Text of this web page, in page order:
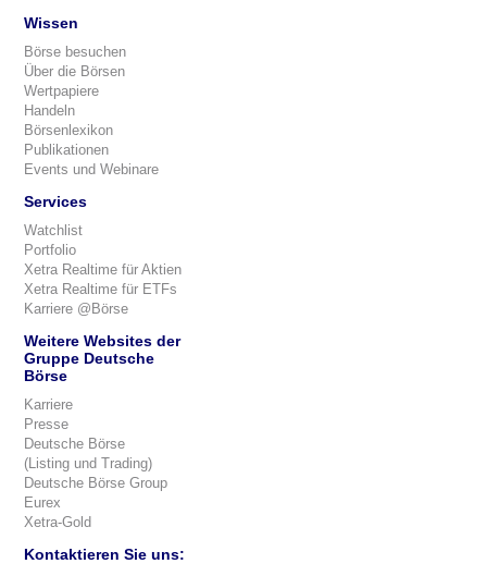
Wissen
Börse besuchen
Über die Börsen
Wertpapiere
Handeln
Börsenlexikon
Publikationen
Events und Webinare
Services
Watchlist
Portfolio
Xetra Realtime für Aktien
Xetra Realtime für ETFs
Karriere @Börse
Weitere Websites der
Gruppe Deutsche
Börse
Karriere
Presse
Deutsche Börse
(Listing und Trading)
Deutsche Börse Group
Eurex
Xetra-Gold
Kontaktieren Sie uns: